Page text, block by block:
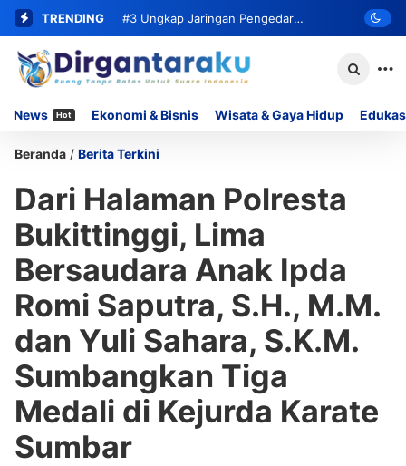
TRENDING #3 Ungkap Jaringan Pengedar
Narkoba, Satresnarkoba Polresta
News Hot Ekonomi & Bisnis Wisata & Gaya Hidup
Beranda / Berita Terkini
Dari Halaman Polresta
Bukittinggi, Lima
Bersaudara Anak Ipda
Romi Saputra, S.H., M.M.
dan Yuli Sahara, S.K.M.
Sumbangkan Tiga
Medali di Kejurda Karate
Sumbar